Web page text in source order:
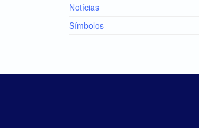
Notícias
Símbolos